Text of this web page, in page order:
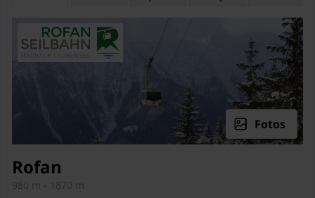
Dusche
Allgemein
1x Parkplatz
(Gemeinschaftliche Nutzung
Fotos
Rofan
980 m - 1870 m